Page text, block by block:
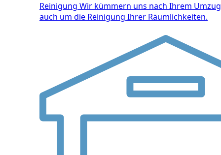
Reinigung Wir kümmern uns nach Ihrem Umzug
auch um die Reinigung Ihrer Räumlichkeiten.